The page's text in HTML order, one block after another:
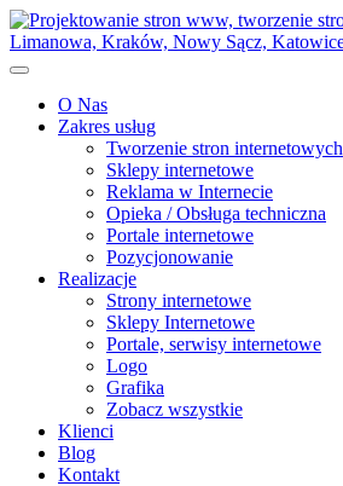
O Nas
Zakres usług
Tworzenie stron internetowych
Sklepy internetowe
Reklama w Internecie
Opieka / Obsługa techniczna
Portale internetowe
Pozycjonowanie
Realizacje
Strony internetowe
Sklepy Internetowe
Portale, serwisy internetowe
Logo
Grafika
Zobacz wszystkie
Klienci
Blog
Kontakt